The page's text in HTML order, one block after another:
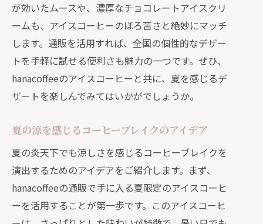
が効いたムースや、濃厚なチョコレートアイスクリ
ームも、アイスコーヒーのほろ苦さと絶妙にマッチ
します。通販を活用すれば、全国の個性的なデザー
トを手軽に試せる便利さも魅力の一つです。ぜひ、
hanacoffeeのアイスコーヒーと共に、夏を感じるデ
ザートを楽しんでみてはいかがでしょうか。
夏の涼を感じるコーヒーブレイクのアイデア
夏の炎天下でも涼しさを感じるコーヒーブレイクを
演出するためのアイデアをご紹介します。まず、
hanacoffeeの通販で手に入る夏限定のアイスコーヒ
ーを活用することが第一歩です。このアイスコーヒ